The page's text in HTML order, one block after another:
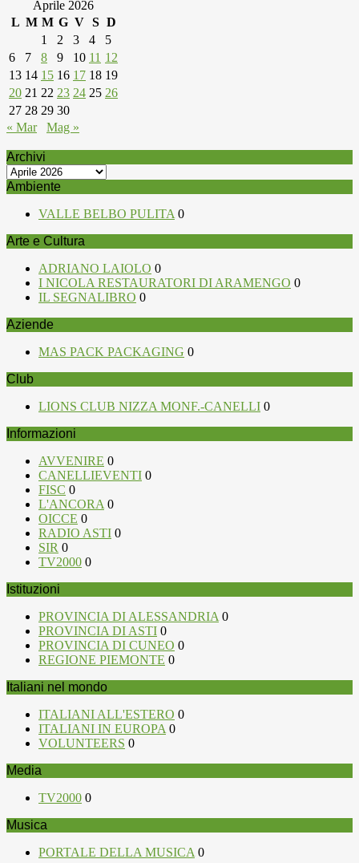
Aprile 2026
L M M G V S D
1
2 3 4
5
6
7 8 9 10 11 12
13 14 15 16 17 18 19
20 21 22 23 24 25 26
27 28 29 30
« Mar
Mag »
Archivi
Archivi
Ambiente
VALLE BELBO PULITA0
Arte e Cultura
ADRIANO LAIOLO 0
I NICOLA RESTAURATORI DI ARAMENGO 0
IL SEGNALIBRO 0
Aziende
MAS PACK PACKAGING 0
Club
LIONS CLUB NIZZA MONF.-CANELLI 0
Informazioni
AVVENIRE 0
CANELLIEVENTI 0
FISC 0
L'ANCORA0
OICCE 0
RADIO ASTI 0
SIR 0
TV2000 0
Istituzioni
PROVINCIA DI ALESSANDRIA0
PROVINCIA DI ASTI 0
PROVINCIA DI CUNEO 0
REGIONE PIEMONTE 0
Italiani nel mondo
ITALIANI ALL'ESTERO 0
ITALIANI IN EUROPA0
VOLUNTEERS 0
Media
TV2000 0
Musica
PORTALE DELLA MUSICA0